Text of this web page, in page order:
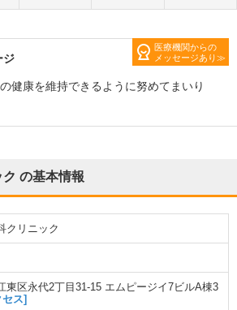
医療機関からの
メッセージあり
ジ
健康を維持できるように努めてまいり
の基本情報
クリニック
東区永代2丁目31-15 エムピージイ7ビルA棟3
セス]